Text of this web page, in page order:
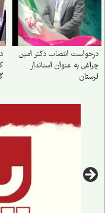
درخواست انتصاب دکتر امین
چراغی به عنوان استاندار
لرستان